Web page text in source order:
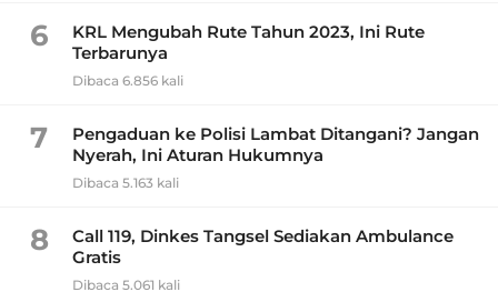
6
KRL Mengubah Rute Tahun 2023, Ini Rute
Terbarunya
Dibaca 6.856 kali
7
Pengaduan ke Polisi Lambat Ditangani? Jangan
Nyerah, Ini Aturan Hukumnya
Dibaca 5.163 kali
8
Call 119, Dinkes Tangsel Sediakan Ambulance
Gratis
Dibaca 5.061 kali